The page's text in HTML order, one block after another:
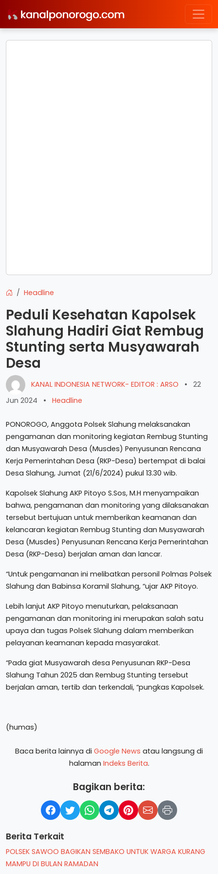
Headline
Peduli Kesehatan Kapolsek
Slahung Hadiri Giat Rembug
Stunting serta Musyawarah
Desa
KANAL INDONESIA NETWORK- EDITOR : ARSO •
22
Jun 2024
• Headline
PONOROGO, Anggota Polsek Slahung melaksanakan
pengamanan dan monitoring kegiatan Rembug Stunting
dan Musyawarah Desa (Musdes) Penyusunan Rencana
Kerja Pemerintahan Desa (RKP-Desa) bertempat di balai
Desa Slahung, Jumat (21/6/2024) pukul 13.30 wib.
Kapolsek Slahung AKP Pitoyo S.Sos, M.H menyampaikan
bahwa, pengamanan dan monitoring yang dilaksanakan
tersebut bertujuan untuk memberikan keamanan dan
kelancaran kegiatan Rembug Stunting dan Musyawarah
Desa (Musdes) Penyusunan Rencana Kerja Pemerintahan
Desa (RKP-Desa) berjalan aman dan lancar.
“Untuk pengamanan ini melibatkan personil Polmas Polsek
Slahung dan Babinsa Koramil Slahung, “ujar AKP Pitoyo.
Lebih lanjut AKP Pitoyo menuturkan, pelaksanaan
pengamanan dan monitoring ini merupakan salah satu
upaya dan tugas Polsek Slahung dalam memberikan
pelayanan keamanan kepada masyarakat.
“Pada giat Musyawarah desa Penyusunan RKP-Desa
Slahung Tahun 2025 dan Rembug Stunting tersebut
berjalan aman, tertib dan terkendali, “pungkas Kapolsek.
(humas)
Baca berita lainnya di Google News atau langsung di
halaman Indeks Berita.
Bagikan berita:
Berita Terkait
POLSEK SAWOO BAGIKAN SEMBAKO UNTUK WARGA KURANG
MAMPU DI BULAN RAMADAN